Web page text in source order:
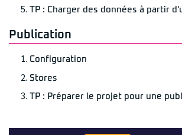
TP : Charger des données à partir
Publication
Configuration
Stores
TP : Préparer le projet pour une